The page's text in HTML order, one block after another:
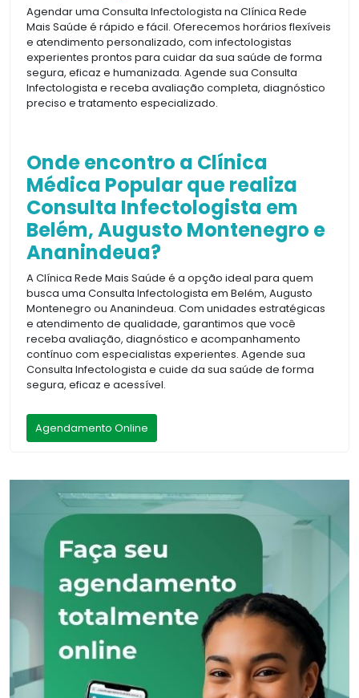
Agendar uma Consulta Infectologista na Clínica Rede
Mais Saúde é rápido e fácil. Oferecemos horários flexíveis
e atendimento personalizado, com infectologistas
experientes prontos para cuidar da sua saúde de forma
segura, eficaz e humanizada. Agende sua Consulta
Infectologista e receba avaliação completa, diagnóstico
preciso e tratamento especializado.
Onde encontro a Clínica
Médica Popular que realiza
Consulta Infectologista em
Belém, Augusto Montenegro e
Ananindeua?
A Clínica Rede Mais Saúde é a opção ideal para quem
busca uma Consulta Infectologista em Belém, Augusto
Montenegro ou Ananindeua. Com unidades estratégicas
e atendimento de qualidade, garantimos que você
receba avaliação, diagnóstico e acompanhamento
contínuo com especialistas experientes. Agende sua
Consulta Infectologista e cuide da sua saúde de forma
segura, eficaz e acessível.
Agendamento Online